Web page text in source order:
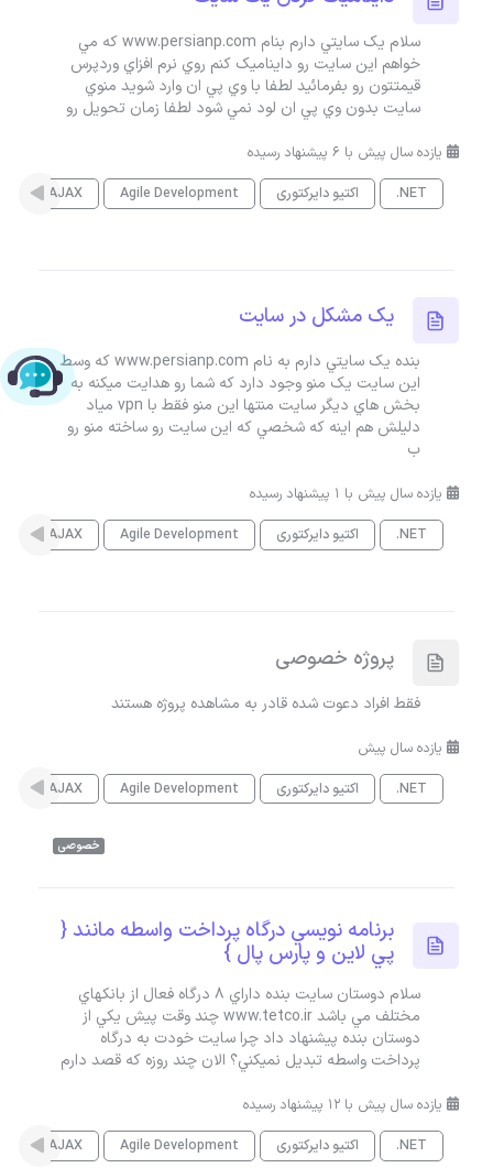
سلام يک سايتي دارم بنام www.persianp.com که مي
خواهم اين سايت رو دايناميک کنم روي نرم افزاي وردپرس
قيمتتون رو بفرمائيد لطفا با وي پي ان وارد شويد منوي
سايت بدون وي پي ان لود نمي شود لطفا زمان تحويل رو
یازده سال پیش با 6 پیشنهاد رسیده
.NET
اکتیو دایرکتوری Agile Development
AJAX
يک مشکل در سايت
بنده يک سايتي دارم به نام www.persianp.com که وسط
اين سايت يک منو وجود دارد که شما رو هدايت ميکنه به
بخش هاي ديگر سايت منتها اين منو فقط با vpn مياد
دليلش هم اينه که شخصي که اين سايت رو ساخته منو رو
ب
یازده سال پیش با 1 پیشنهاد رسیده
.NET
اکتیو دایرکتوری Agile Development
AJAX
پروژه خصوصی
فقط افراد دعوت شده قادر به مشاهده پروژه هستند
یازده سال پیش
.NET
اکتیو دایرکتوری Agile Development
AJAX
خصوصی
برنامه نويسي درگاه پرداخت واسطه مانند {
پي لاين و پارس پال }
سلام دوستان سايت بنده داراي 8 درگاه فعال از بانکهاي
مختلف مي باشد www.tetco.ir چند وقت پيش يکي از
دوستان بنده پيشنهاد داد چرا سايت خودت به درگاه
پرداخت واسطه تبديل نميکني؟ الان چند روزه که قصد دارم
یازده سال پیش با 12 پیشنهاد رسیده
.NET
اکتیو دایرکتوری Agile Development
AJAX
چت با پشتیبانی پارس‌کدرز